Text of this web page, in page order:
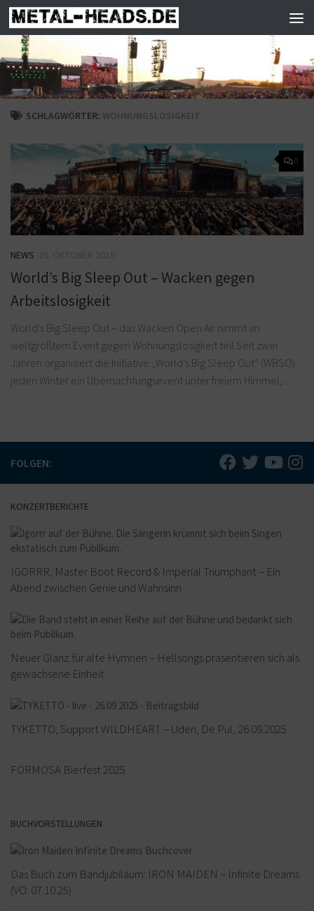
Zum Inhalt springen
SCHLAGWÖRTER: WOHNUNGSLOSIGKEIT
0
NEWS
World’s Big Sleep Out – Wacken gegen
Arbeitslosigkeit
World’s Big Sleep Out – das Wacken Open Air nimmt an
weltgrößtem Event gegen Wohnungslosigkeit teil Seit zwei
Jahren organisiert die Initiative „World’s Big Sleep Out“ (WBSO)
jeden Winter ein Übernachtungsevent unter freiem Himmel,...
FOLGEN:
KONZERTBERICHTE
IGORRR, Master Boot Record & Imperial Triumphant – Ein
Abend zwischen Genie und Wahnsinn
Neuer Glanz für alte Hymnen – Hellsongs präsentieren sich als
gewachsene Einheit
TYKETTO, Support WILDHEART – Uden, De Pul, 26.09.2025
FORMOSA Bierfest 2025
BUCHVORSTELLUNGEN
Das Buch zum Bandjubiläum: IRON MAIDEN – Infinite Dreams
(VÖ: 07.10.25)